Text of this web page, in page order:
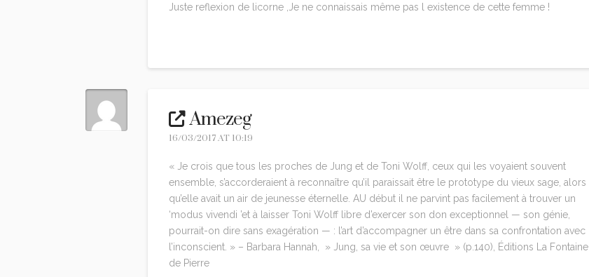
Juste reflexion de licorne ,Je ne connaissais même pas l existence de cette femme !
Amezeg
16/03/2017 AT 10:19
« Je crois que tous les proches de Jung et de Toni Wolff, ceux qui les voyaient souvent
ensemble, s’accorderaient à reconnaître qu’il paraissait être le prototype du vieux sage, alors
qu’elle avait un air de jeunesse éternelle. AU début il ne parvint pas facilement à trouver un
‘modus vivendi ’et à laisser Toni Wolff libre d’exercer son don exceptionnel — son génie,
pourrait-on dire sans exagération — : l’art d’accompagner un être dans sa confrontation avec
l’inconscient. » – Barbara Hannah, » Jung, sa vie et son œuvre » (p.140), Éditions La Fontaine
de Pierre